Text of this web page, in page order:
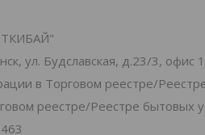
ул. Будславская, д.23/3, офис
в Торговом реестре/
реестре/Реестре бытовых